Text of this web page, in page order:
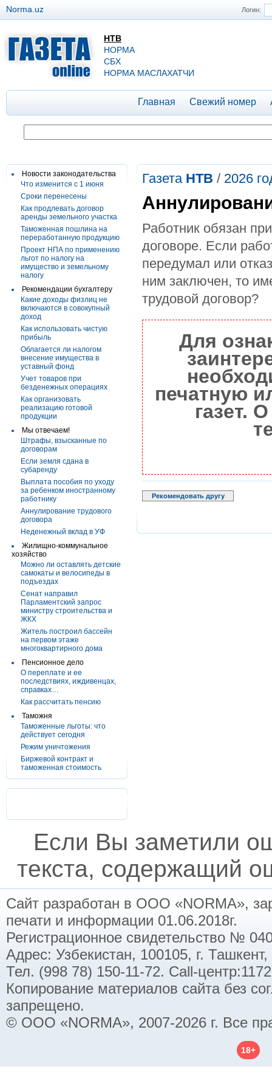
Логин:
Norma.uz
НТВ
НОРМА
СБХ
НОРМА МАСЛАХАТЧИ
Главная Свежий номер
Новости законодательства
Что изменится с 1 июня
Сроки перенесены
Как продлевать договор
аренды земельного участка
Таможенная пошлина на
переработанную продукцию
Проект НПА по применению
льгот по налогу на
имущество и земельному
налогу
Рекомендации бухгалтеру
Какие доходы физлиц не
включаются в совокупный
доход
Как использовать чистую
прибыль
Облагается ли налогом
внесение имущества в
уставный фонд
Учет товаров при
безденежных операциях
Как организовать
реализацию готовой
продукции
Мы отвечаем!
Штрафы, взысканные по
договорам
Если земля сдана в
субаренду
Выплата пособия по уходу
за ребенком иностранному
работнику
Аннулирование трудового
договора
Неденежный вклад в УФ
Жилищно-коммунальное
хозяйство
Можно ли оставлять детские
самокаты и велосипеды в
подъездах
Сенат направил
Парламентский запрос
министру строительства и
ЖКХ
Житель построил бассейн
на первом этаже
многоквартирного дома
Пенсионное дело
О переплате и ее
последствиях, иждивенцах,
справках…
Как рассчитать пенсию
Таможня
Таможенные льготы: что
действует сегодня
Режим уничтожения
Биржевой контракт и
таможенная стоимость
Газета НТВ / 2026
Работник обязан
договоре. Если
передумал или
ним заключен, то
трудовой договор?
Для
печатную
газет.
Рекомендовать другу
Если Вы заметили
текста, содержащий
Сайт разработан в ООО «NORMA»,
печати и информации 01.06.2018г.
Регистрационное свидетельство №
Адрес: Узбекистан, 100105, г.
Тел. (998 78) 150-11-72. Call-
Копирование материалов сайта без
запрещено.
© ООО «NORMA», 2007-2026 г. Все
18+